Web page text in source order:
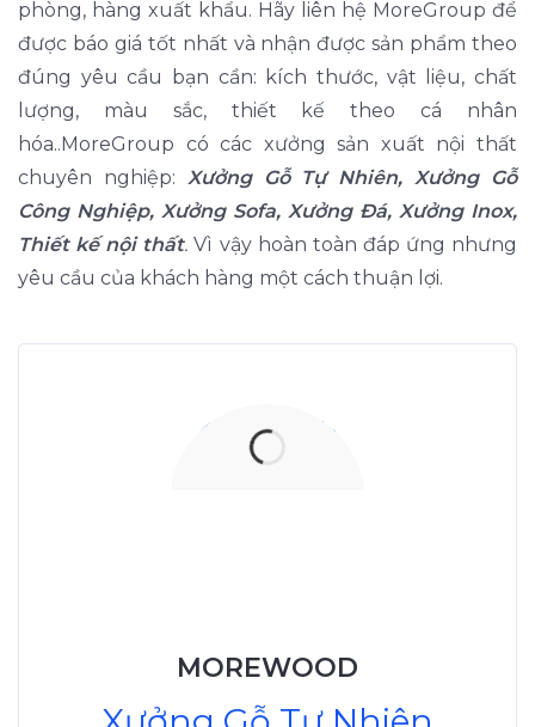
phòng, hàng xuất khẩu. Hãy liên hệ MoreGroup để
được báo giá tốt nhất và nhận được sản phẩm theo
đúng yêu cầu bạn cần: kích thước, vật liệu, chất
lượng, màu sắc, thiết kế theo cá nhân
hóa..MoreGroup có các xưởng sản xuất nội thất
chuyên nghiệp: Xưởng Gỗ Tự Nhiên, Xưởng Gỗ
Công Nghiệp, Xưởng Sofa, Xưởng Đá, Xưởng Inox,
Thiết kế nội thất. Vì vậy hoàn toàn đáp ứng nhưng
yêu cầu của khách hàng một cách thuận lợi.
MOREWOOD
Xưởng Gỗ Tự Nhiên
09.31.32.33.00